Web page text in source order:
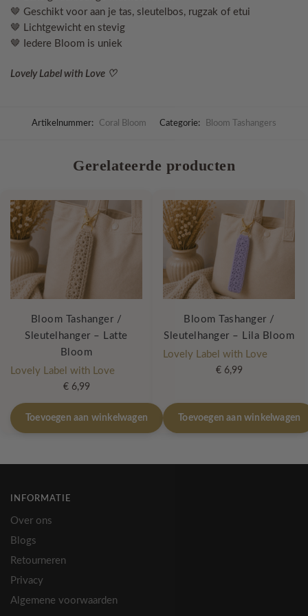
🤎 Geschikt voor aan je tas, sleutelbos, rugzak of etui
🤎 Lichtgewicht en stevig
🤎 Iedere Bloom is uniek
Lovely Label with Love ♡
Artikelnummer: Coral Bloom Categorie: Bloom Tashangers
Gerelateerde producten
Bloom Tashanger /
Sleutelhanger – Latte
Bloom
Lovely Label with Love
€6,99
Toevoegen aan winkelwagen
Bloom Tashanger /
Sleutelhanger – Lila Bloom
Lovely Label with Love
€6,99
Toevoegen aan winkelwagen
INFORMATIE
Over ons
Blogs
Retourneren
Privacy
Algemene voorwaarden